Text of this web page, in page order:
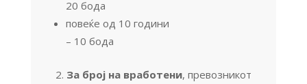
20 бода
повеќе од 10 години
– 10 бода
За број на вработени, превозникот